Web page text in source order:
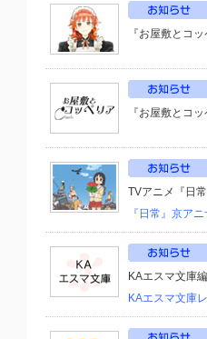
『お屋敷とコ
『お屋敷とコ
TVアニメ『日
『日常』京ア
KAエスマ文庫
KAエスマ文庫